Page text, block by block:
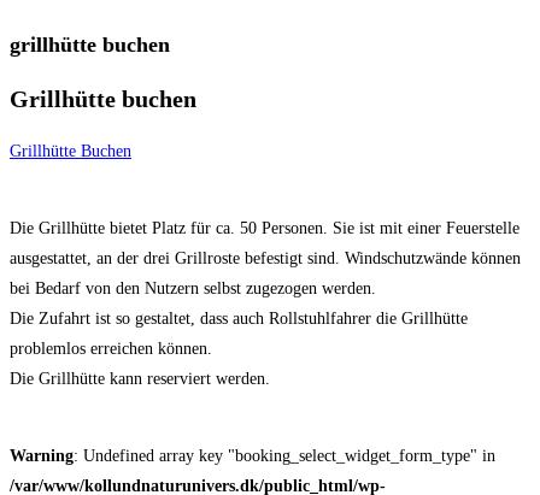
grillhütte buchen
Grillhütte buchen
Grillhütte Buchen
Die Grillhütte bietet Platz für ca. 50 Personen. Sie ist mit einer Feuerstelle
ausgestattet, an der drei Grillroste befestigt sind. Windschutzwände können
bei Bedarf von den Nutzern selbst zugezogen werden.
Die Zufahrt ist so gestaltet, dass auch Rollstuhlfahrer die Grillhütte
problemlos erreichen können.
Die Grillhütte kann reserviert werden.
Warning: Undefined array key "booking_select_widget_form_type" in
/var/www/kollundnaturunivers.dk/public_html/wp-